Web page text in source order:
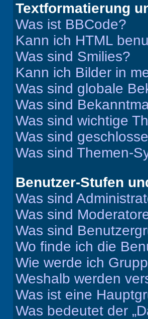
Textformatierung
Was ist BBCode?
Kann ich HTML
Was sind Smilies?
Kann ich Bilder in
Was sind globale
Was sind
Was sind wichtige
Was sind
Was sind Themen-
Benutzer-Stufen
Was sind
Was sind
Was sind
Wo finde ich die
Wie werde ich
Weshalb werden
Was ist eine
Was bedeutet der